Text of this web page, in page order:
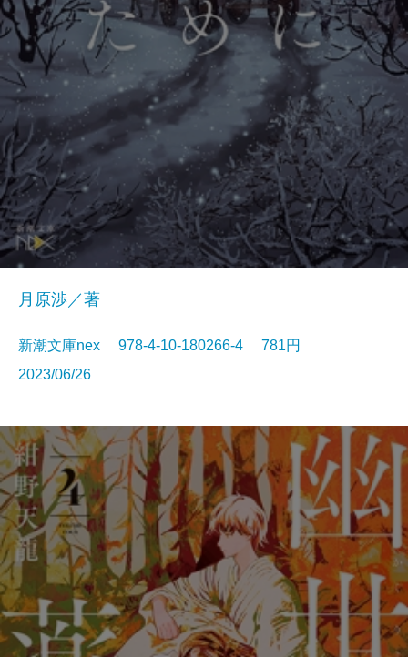
月原渉／著
新潮文庫nex 978-4-10-180266-4 781円
2023/06/26